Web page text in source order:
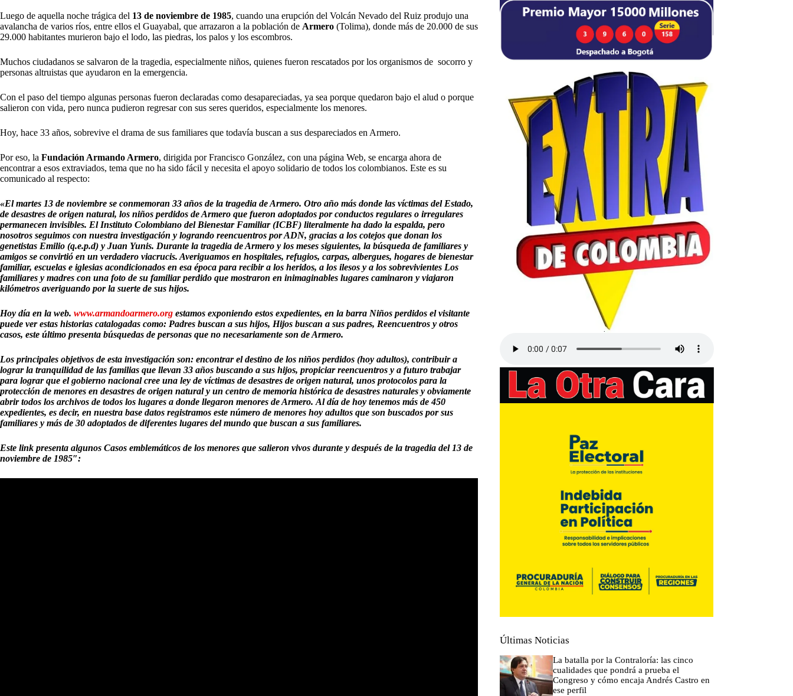
Luego de aquella noche trágica del 13 de noviembre de 1985, cuando una erupción del Volcán Nevado del Ruiz produjo una
avalancha de varios ríos, entre ellos el Guayabal, que arrazaron a la población de Armero (Tolima), donde más de 20.000 de sus
29.000 habitantes murieron bajo el lodo, las piedras, los palos y los escombros.
Muchos ciudadanos se salvaron de la tragedia, especialmente niños, quienes fueron rescatados por los organismos de socorro y
personas altruistas que ayudaron en la emergencia.
Con el paso del tiempo algunas personas fueron declaradas como desapareciadas, ya sea porque quedaron bajo el alud o porque
salieron con vida, pero nunca pudieron regresar con sus seres queridos, especialmente los menores.
Hoy, hace 33 años, sobrevive el drama de sus familiares que todavía buscan a sus despareciados en Armero.
Por eso, la Fundación Armando Armero, dirigida por Francisco González, con una página Web, se encarga ahora de
encontrar a esos extraviados, tema que no ha sido fácil y necesita el apoyo solidario de todos los colombianos. Este es su
comunicado al respecto:
«El martes 13 de noviembre se conmemoran 33 años de la tragedia de Armero. Otro año más donde las víctimas del Estado,
de desastres de origen natural, los niños perdidos de Armero que fueron adoptados por conductos regulares o irregulares
permanecen invisibles. El Instituto Colombiano del Bienestar Familiar (ICBF) literalmente ha dado la espalda, pero
nosotros seguimos con nuestra investigación y logrando reencuentros por ADN, gracias a los cotejos que donan los
genetistas Emilio (q.e.p.d) y Juan Yunis. Durante la tragedia de Armero y los meses siguientes, la búsqueda de familiares y
amigos se convirtió en un verdadero viacrucis. Averiguamos en hospitales, refugios, carpas, albergues, hogares de bienestar
familiar, escuelas e iglesias acondicionados en esa época para recibir a los heridos, a los ilesos y a los sobrevivientes Los
familiares y madres con una foto de su familiar perdido que mostraron en inimaginables lugares caminaron y viajaron
kilómetros averiguando por la suerte de sus hijos.
Hoy día en la web. www.armandoarmero.org estamos exponiendo estos expedientes, en la barra Niños perdidos el visitante
puede ver estas historias catalogadas como: Padres buscan a sus hijos, Hijos buscan a sus padres, Reencuentros y otros
casos, este último presenta búsquedas de personas que no necesariamente son de Armero.
Los principales objetivos de esta investigación son: encontrar el destino de los niños perdidos (hoy adultos), contribuir a
lograr la tranquilidad de las familias que llevan 33 años buscando a sus hijos, propiciar reencuentros y a futuro trabajar
para lograr que el gobierno nacional cree una ley de víctimas de desastres de origen natural, unos protocolos para la
protección de menores en desastres de origen natural y un centro de memoria histórica de desastres naturales y obviamente
abrir todos los archivos de todos los lugares a donde llegaron menores de Armero.Al día de hoy tenemos más de 450
expedientes, es decir, en nuestra base datos registramos este número de menores hoy adultos que son buscados por sus
familiares y más de 30 adoptados de diferentes lugares del mundo que buscan a sus familiares.
Este link presenta algunos Casos emblemáticos de los menores que salieron vivos durante y después de la tragedia del 13 de
noviembre de 1985″:
Últimas Noticias
La batalla por la Contraloría: las cinco
cualidades que pondrá a prueba el
Congreso y cómo encaja Andrés Castro en
ese perfil